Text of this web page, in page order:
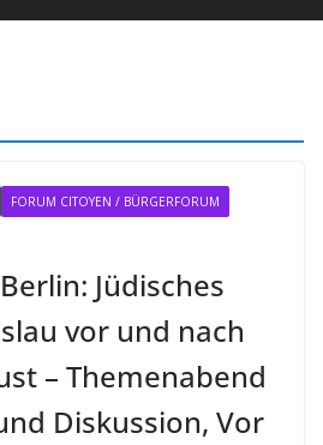
FORUM CITOYEN / BÜRGERFORUM
Jüdisches
vor und nach
– Themenabend
Diskussion, Vor